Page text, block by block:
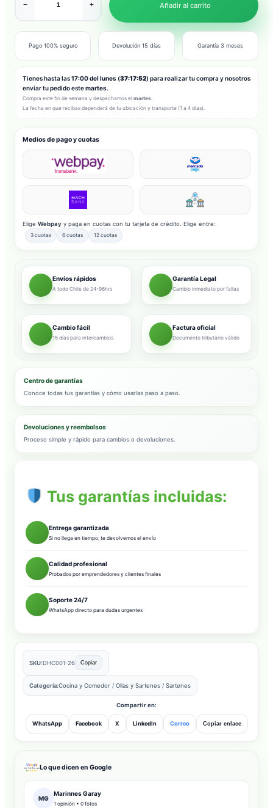
− + Añadir al carrito
Pago 100% seguro Devolución 15 días Garantía 3 meses
Tienes hasta las17:00 del lunes (37:17:50) para realizar tu compra y
nosotros enviar tu pedido este
Compra este fin de semana y despachamos el martes
La fecha en que recibas dependerá de tu ubicación y transporte (1 a 4 días).
Medios de pago y cuotas
Elige Webpay y paga en cuotas con tu tarjeta de crédito. Elige entre:
3 cuotas 6 cuotas 12 cuotas
Envíos rápidos
A todo Chile de 24-96hrs
Garantía Legal
Cambio inmediato por fallas
Cambio fácil
15 días para intercambios
Factura oficial
Documento tributario válido
Centro de garantías
Conoce todas tus garantías y cómo usarlas paso a paso.
Devoluciones y reembolsos
Proceso simple y rápido para cambios o devoluciones.
Tus garantías incluidas:
Entrega garantizada
Si no llega en tiempo, te devolvemos el envío
Calidad profesional
Probados por emprendedores y clientes finales
Soporte 24/7
WhatsApp directo para dudas urgentes
SKU:DHC001-26 Copiar
Categoría:Cocina y Comedor / Ollas y Sartenes / Sartenes
Compartir en:
WhatsApp Facebook X LinkedIn Correo Copiar enlace
Lo que dicen en Google
MG
Marinnes Garay
1 opinión • 0 fotos